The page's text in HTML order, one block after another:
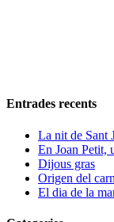
Entrades recents
La nit de Sant
En Joan Petit,
Dijous gras
Origen del
El dia de la